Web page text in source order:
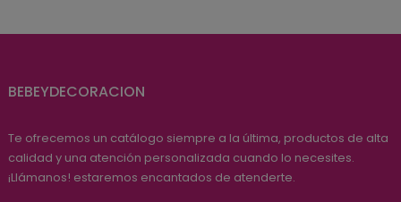
BEBEYDECORACION
Te ofrecemos un catálogo siempre a la última, productos de alta
calidad y una atención personalizada cuando lo necesites.
¡Llámanos! estaremos encantados de atenderte.